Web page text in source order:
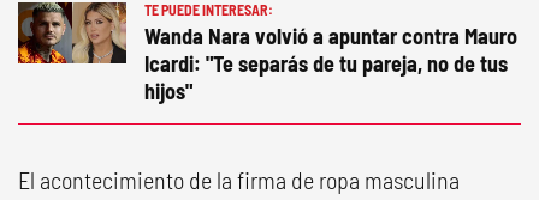
TE PUEDE INTERESAR:
Wanda Nara volvió a apuntar contra Mauro
Icardi: "Te separás de tu pareja, no de tus
hijos"
El acontecimiento de la firma de ropa masculina